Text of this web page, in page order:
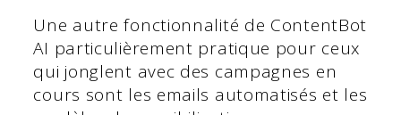
Une autre fonctionnalité de ContentBot
AI particulièrement pratique pour ceux
qui jonglent avec des campagnes en
cours sont les emails automatisés et les